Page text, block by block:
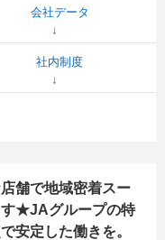
会社データ
社内制度
舗で地域密着スー
す★JAグループの特
安定した働きを。